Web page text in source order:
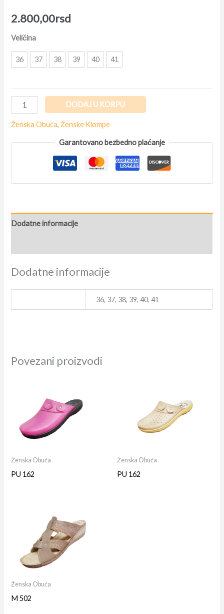
2.800,00rsd
Veličina
36 37 38 39 40 41
DODAJ U KORPU
Ženska Obuća, Ženske Klompe
Garantovano bezbedno plaćanje
Dodatne informacije
Dodatne informacije
36, 37, 38, 39, 40, 41
Povezani proizvodi
Ženska Obuća
PU 162
Ženska Obuća
PU 162
Ženska Obuća
M 502